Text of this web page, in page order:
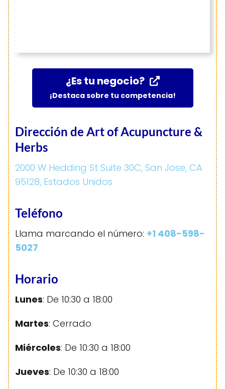
¿Es tu negocio?
¡Destaca sobre tu competencia!
Dirección de Art of Acupuncture &
Herbs
2000 W Hedding St Suite 30C, San Jose, CA
95128, Estados Unidos
Teléfono
Llama marcando el número: +1 408-598-
5027
Horario
Lunes: De 10:30 a 18:00
Martes: Cerrado
Miércoles: De 10:30 a 18:00
Jueves: De 10:30 a 18:00